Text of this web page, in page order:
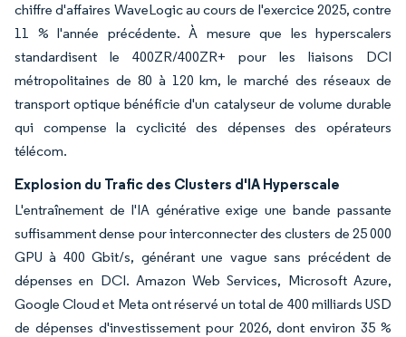
chiffre d'affaires WaveLogic au cours de l'exercice 2025, contre
11 % l'année précédente. À mesure que les hyperscalers
standardisent le 400ZR/400ZR+ pour les liaisons DCI
métropolitaines de 80 à 120 km, le marché des réseaux de
transport optique bénéficie d'un catalyseur de volume durable
qui compense la cyclicité des dépenses des opérateurs
télécom.
Explosion du Trafic des Clusters d'IA Hyperscale
L'entraînement de l'IA générative exige une bande passante
suffisamment dense pour interconnecter des clusters de 25 000
GPU à 400 Gbit/s, générant une vague sans précédent de
dépenses en DCI. Amazon Web Services, Microsoft Azure,
Google Cloud et Meta ont réservé un total de 400 milliards USD
de dépenses d'investissement pour 2026, dont environ 35 %